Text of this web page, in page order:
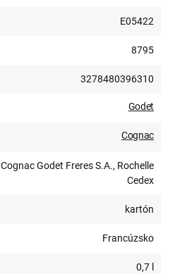
E05422
8795
3278480396310
Godet
Cognac
Cognac Godet Freres S.A., Rochelle
Cedex
kartón
Francúzsko
0,7 l